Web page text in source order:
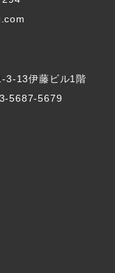
3-13伊藤ビル1階
5687-5679